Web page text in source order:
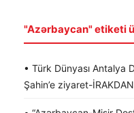
"Azərbaycan" etiketi
• Türk Dünyası Antalya
Şahin’e ziyaret-